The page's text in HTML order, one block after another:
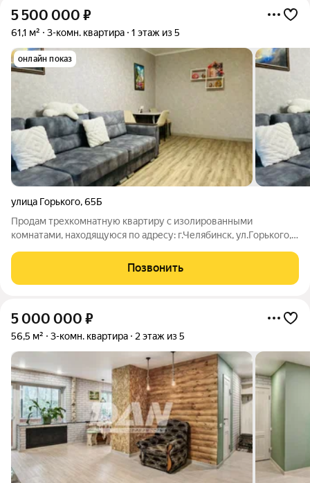
5 500 000 ₽
61,1 м² 3-комн. квартира 1 этаж из 5
онлайн показ
улица Горького,65Б
Продам трехкомнатную квартиру с изолированными
комнатами, находящуюся по адресу: г.Челябинск, ул.Горького,
просторная прихожая. Балкон застеклен(евро). Санузел
раздельный- в кафеле. Квартира
Позвонить
5 000 000 ₽
56,5 м² 3-комн. квартира 2 этаж из 5